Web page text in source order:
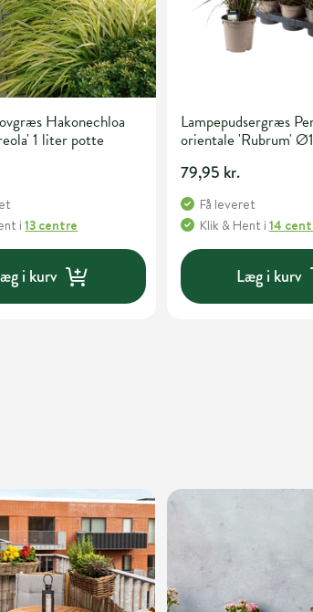
Hakonechloa
1 liter potte
i13 centre
i kurv
Lampepudsergræs
orientale 'Rubrum'
79,95 kr.
Få leveret
Klik & Hent i 14
Læg i kurv